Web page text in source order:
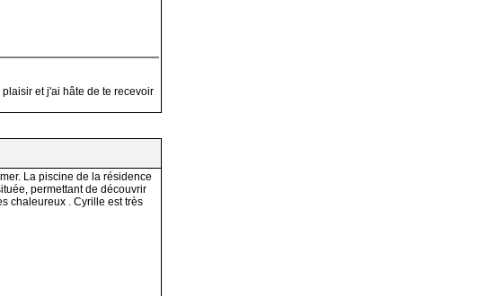
et j'ai hâte de te recevoir
La piscine de la résidence
permettant de découvrir
chaleureux . Cyrille est très